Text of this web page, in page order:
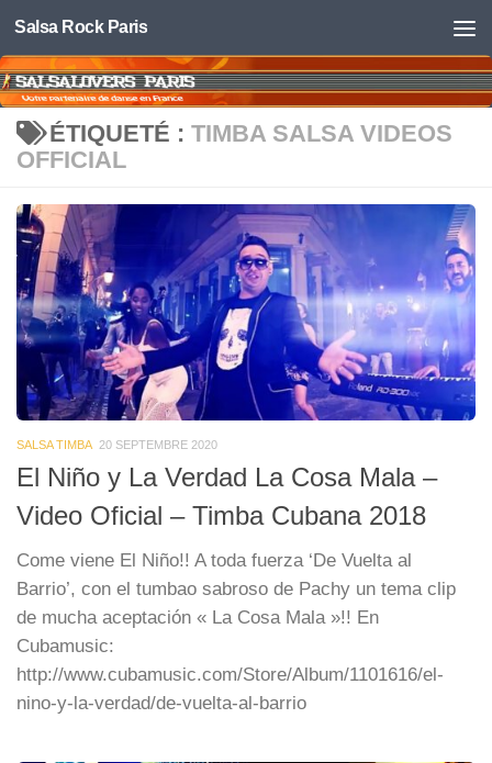
Skip to content
Salsa Rock Paris
ÉTIQUETÉ : TIMBA SALSA VIDEOS
OFFICIAL
SALSA TIMBA 20 SEPTEMBRE 2020
El Niño y La Verdad La Cosa Mala –
Video Oficial – Timba Cubana 2018
Come viene El Niño!! A toda fuerza ‘De Vuelta al
Barrio’, con el tumbao sabroso de Pachy un tema clip
de mucha aceptación « La Cosa Mala »!! En
Cubamusic:
http://www.cubamusic.com/Store/Album/1101616/el-
nino-y-la-verdad/de-vuelta-al-barrio